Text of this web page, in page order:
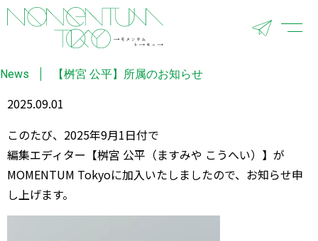
News 【桝宮 公平】所属のお知らせ
2025.09.01
このたび、2025年9月1日付で
編集エディター【桝宮 公平（ますみや こうへい）】が
MOMENTUM Tokyoに加入いたしましたので、お知らせ申
し上げます。